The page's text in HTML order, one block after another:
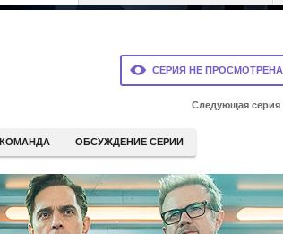
СЕРИЯ НЕ ПРОСМОТРЕНА
Следующая серия
ОБСУЖДЕНИЕ СЕРИИ